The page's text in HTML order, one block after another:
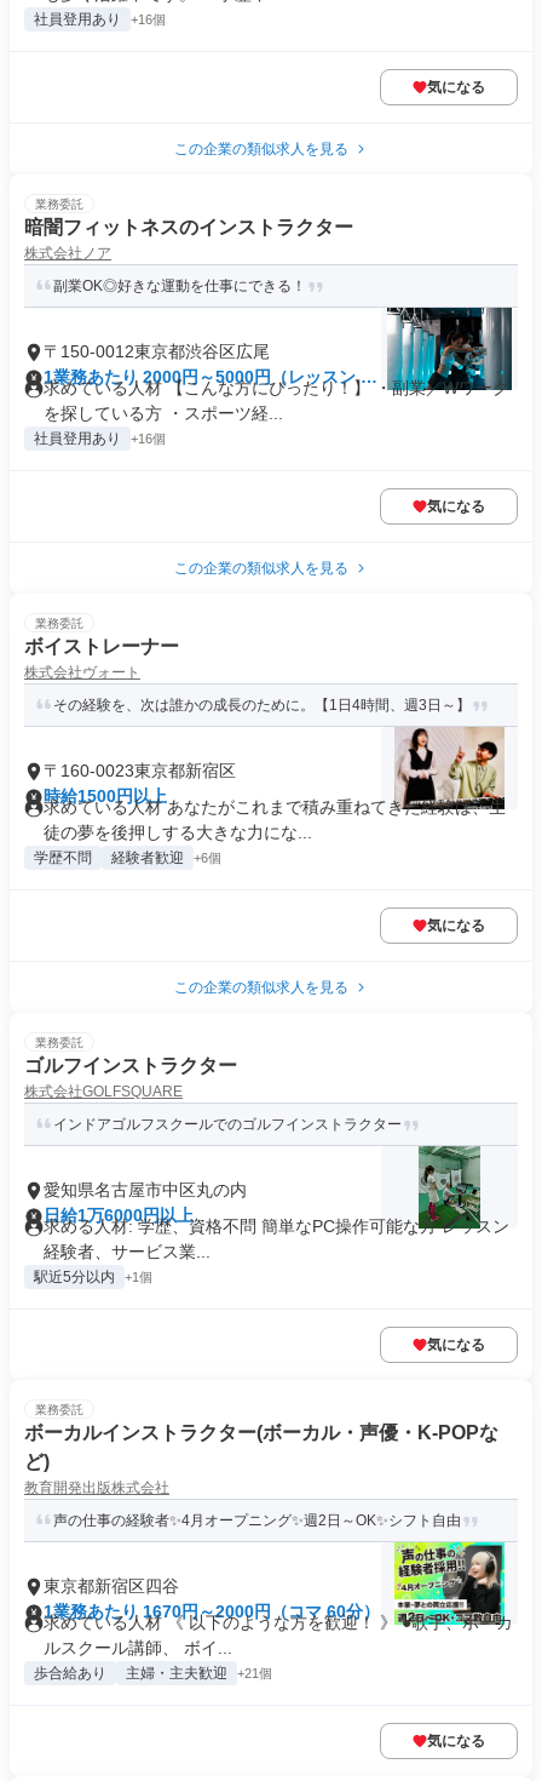
社員登用あり +16個
気になる
この企業の類似求人を見る
業務委託
暗闇フィットネスのインストラクター
株式会社ノア
副業OK◎好きな運動を仕事にできる！
〒150-0012東京都渋谷区広尾
1業務あたり 2000円～5000円（レッスン 45
分）
求めている人材 【こんな方にぴったり！】 ・副業／Wワーク
を探している方 ・スポーツ経...
社員登用あり +16個
気になる
この企業の類似求人を見る
業務委託
ボイストレーナー
株式会社ヴォート
その経験を、次は誰かの成長のために。【1日4時間、週3日～】
〒160-0023東京都新宿区
時給1500円以上
求めている人材 あなたがこれまで積み重ねてきた経験は、生
徒の夢を後押しする大きな力にな...
学歴不問 経験者歓迎 +6個
気になる
この企業の類似求人を見る
業務委託
ゴルフインストラクター
株式会社GOLFSQUARE
インドアゴルフスクールでのゴルフインストラクター
愛知県名古屋市中区丸の内
日給1万6000円以上
求める人材: 学歴、資格不問 簡単なPC操作可能な方 レッスン
経験者、サービス業...
駅近5分以内 +1個
気になる
業務委託
ボーカルインストラクター(ボーカル・声優・K-POPな
ど)
教育開発出版株式会社
声の仕事の経験者✨4月オープニング✨週2日～OK✨シフト自由
東京都新宿区四谷
1業務あたり 1670円～2000円（コマ 60分）
求めている人材 《 以下のような方を歓迎！ 》 ●歌手、ボーカ
ルスクール講師、 ボイ...
歩合給あり 主婦・主夫歓迎 +21個
気になる